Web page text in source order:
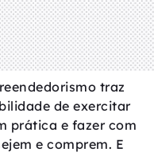
traz
de exercitar
prática e fazer com
e comprem. E